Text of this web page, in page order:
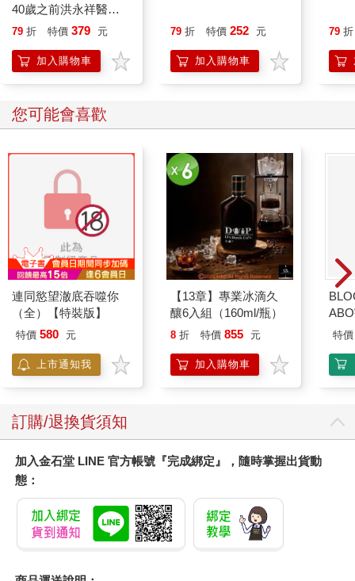
40歲之前洪永祥醫師
就告訴我這些事
79 折 特價 379 元
加入購物車
79 折 特價 252 元
加入購物車
79 折
您可能會喜歡
連同慾望澈底吞噬你
（全）【特裝版】
特價 580 元
上市通知我
【13章】專業冰滴久
釀6入組（160ml/瓶）
8 折 特價 855 元
加入購物車
特價
訂購/退換貨須知
加入金石堂 LINE 官方帳號『完成綁定』，隨時掌握出貨動
態：